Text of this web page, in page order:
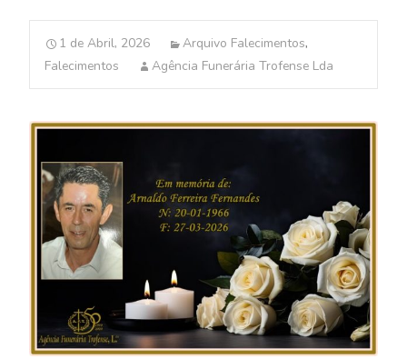
1 de Abril, 2026 Arquivo Falecimentos,
Falecimentos
Agência Funerária Trofense Lda